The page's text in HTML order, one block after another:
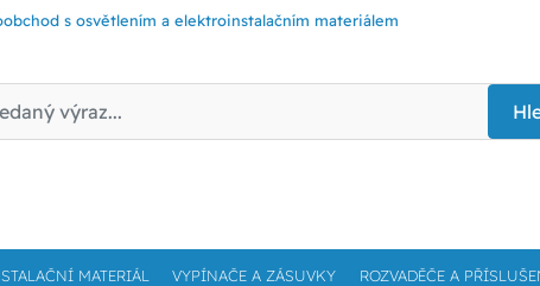
s osvětlením a elektroinstalačním materiálem
MATERIÁL VYPÍNAČE A ZÁSUVKY ROZVADĚČE A